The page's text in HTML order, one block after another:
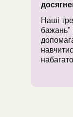
Наші
бажань"